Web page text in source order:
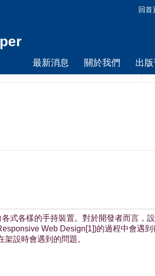
回首
最新消息 關於我們 出
式各樣的手持裝置。對於開發者而言，
Web Design[1])的過程中會遇
設時會遇到的問題。